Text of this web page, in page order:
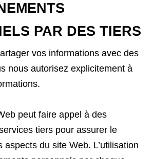
PAR DES TIERS
vos informations avec des
nous autorisez explicitement à
peut faire appel à des
tiers pour assurer le
aspects du site Web. L’utilisation